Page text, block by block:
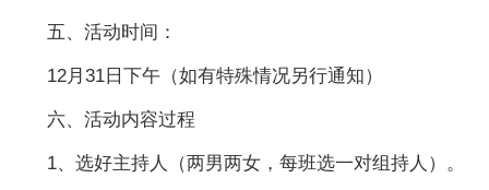
五、活动时间：
12月31日下午（如有特殊情况另行通知）
六、活动内容过程
1、选好主持人（两男两女，每班选一对组持人）。